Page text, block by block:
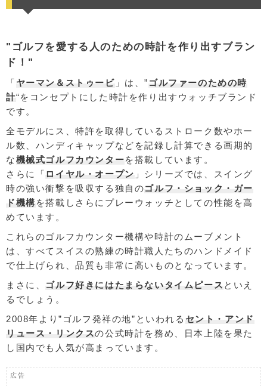
"ゴルフを愛する人のための時計を作り出すブラン
ド！"
「 ヤーマン＆ストゥービ 」は、” ゴルファーのための時
計“をコンセプトにした時計を作り出すウォッチブランド
です。
全モデルにス、特許を取得しているストローク数やホー
ル数、ハンディキャップなどを記録し計算できる画期的
な機械式ゴルフカウンターを搭載しています。
さらに「 ロイヤル・オープン 」シリーズでは、スイング
時の強い衝撃を吸収する独自のゴルフ・ショック・ガー
ド機構を搭載しさらにプレーウォッチとしての性能を高
めています。
これらのゴルフカウンター機構や時計のムーブメント
は、すべてスイスの熟練の時計職人たちのハンドメイド
で仕上げられ、品質も非常に高いものとなっています。
まさに、 ゴルフ好きにはたまらないタイムピース といえ
るでしょう。
2008年より”ゴルフ発祥の地”といわれる セント・アンド
リュース・リンクスの公式時計を務め、
日本上陸を果た
し国内でも人気が高まっています。
広告